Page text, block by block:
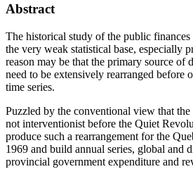
Abstract
The historical study of the public
the very weak statistical base, especially
reason may be that the primary source of
need to be extensively rearranged before
time series.
Puzzled by the conventional view that
not interventionist before the Quiet
produce such a rearrangement for the
1969 and build annual series, global and
provincial government expenditure and